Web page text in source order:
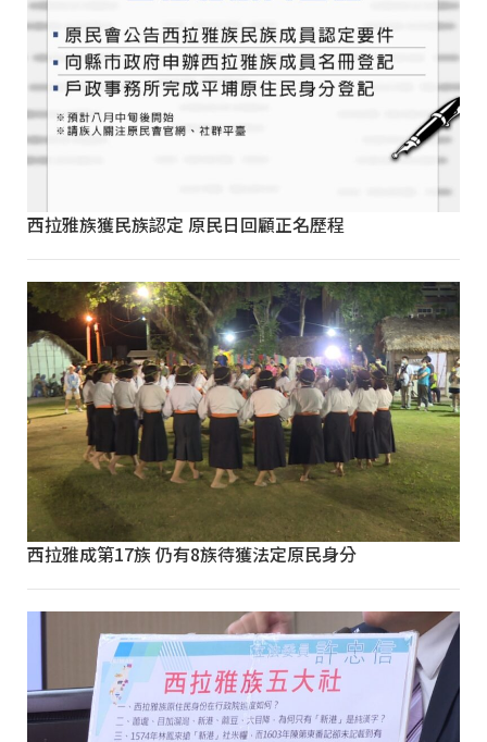
西拉雅族獲民族認定 原民日回顧正名歷程
西拉雅成第17族 仍有8族待獲法定原民身分